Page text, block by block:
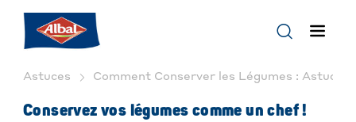
Astuces Comment Conserver les Légumes : Astuces
Conservez vos légumes comme un chef !